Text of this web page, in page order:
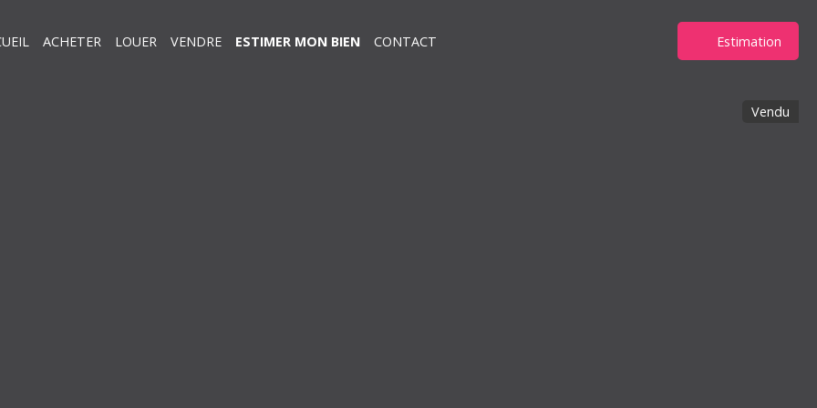
ACHETER LOUER VENDRE ESTIMER MON BIEN CONTACT Estimation
Vendu